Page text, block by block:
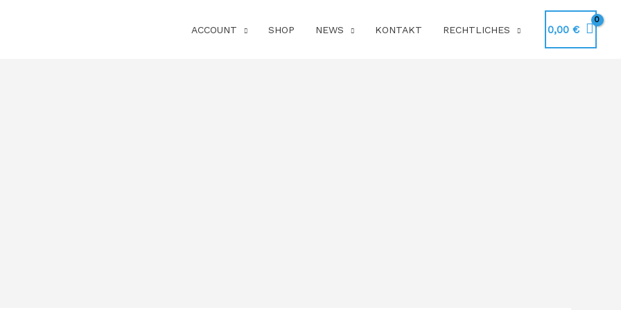
ACCOUNT SHOP NEWS KONTAKT RECHTLICHES 0,00 €